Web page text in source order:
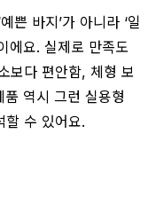
쁜 바지’가 아니라 ‘일
에요. 실제로 만족도
보다 편안함, 체형 보
역시 그런 실용형
할 수 있어요.